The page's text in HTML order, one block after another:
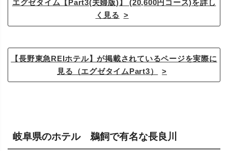
エグゼタイム【Part3(夫婦版)】 (20,600円コース)を詳し
く見る
【長野東急REIホテル】が掲載されているページを実際に
見る（エグゼタイムPart3）
岐阜県のホテル 鵜飼で有名な長良川